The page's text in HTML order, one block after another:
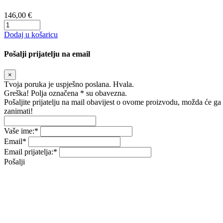
146,00 €
Dodaj u košaricu
Pošalji prijatelju na email
×
Tvoja poruka je uspješno poslana. Hvala.
Greška! Polja označena * su obavezna.
Pošaljite prijatelju na mail obavijest o ovome proizvodu, možda će ga
zanimati!
Vaše ime:*
Email*
Email prijatelja:*
Pošalji